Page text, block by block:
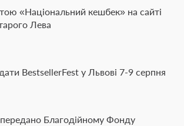
«Національний кешбек» на сайті
Лева
BestsellerFest у Львові 7-9 серпня
Благодійному Фонду